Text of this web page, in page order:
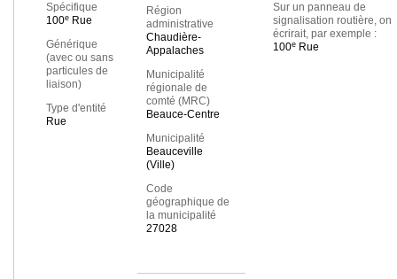
Spécifique
100e Rue
Générique
(avec ou sans
particules de
liaison)
Type d'entité
Rue
Région
administrative
Chaudière-
Appalaches
Municipalité
régionale de
comté (MRC)
Beauce-Centre
Municipalité
Beauceville
(Ville)
Code
géographique de
la municipalité
27028
Sur un panneau de
signalisation routière, on
écrirait, par exemple :
100eRue